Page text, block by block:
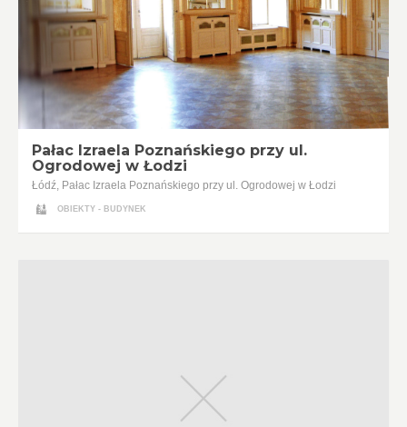
Pałac Izraela Poznańskiego przy ul.
Ogrodowej w Łodzi
Łódź, Pałac Izraela Poznańskiego przy ul. Ogrodowej w Łodzi
OBIEKTY - BUDYNEK